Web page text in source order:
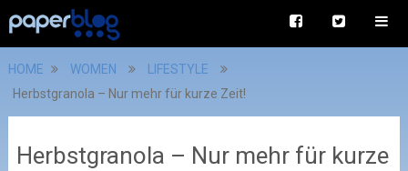
HOME WOMEN
LIFESTYLE
Herbstgranola – Nur mehr für kurze Zeit!
Herbstgranola – Nur mehr für kurze